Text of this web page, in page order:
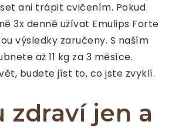
ani trápit cvičením. Pokud
3x denně užívat Emulips Forte
výsledky zaručeny. S naším
až 11 kg za 3 měsíce.
budete jíst to, co jste zvyklí.
zdraví jen a